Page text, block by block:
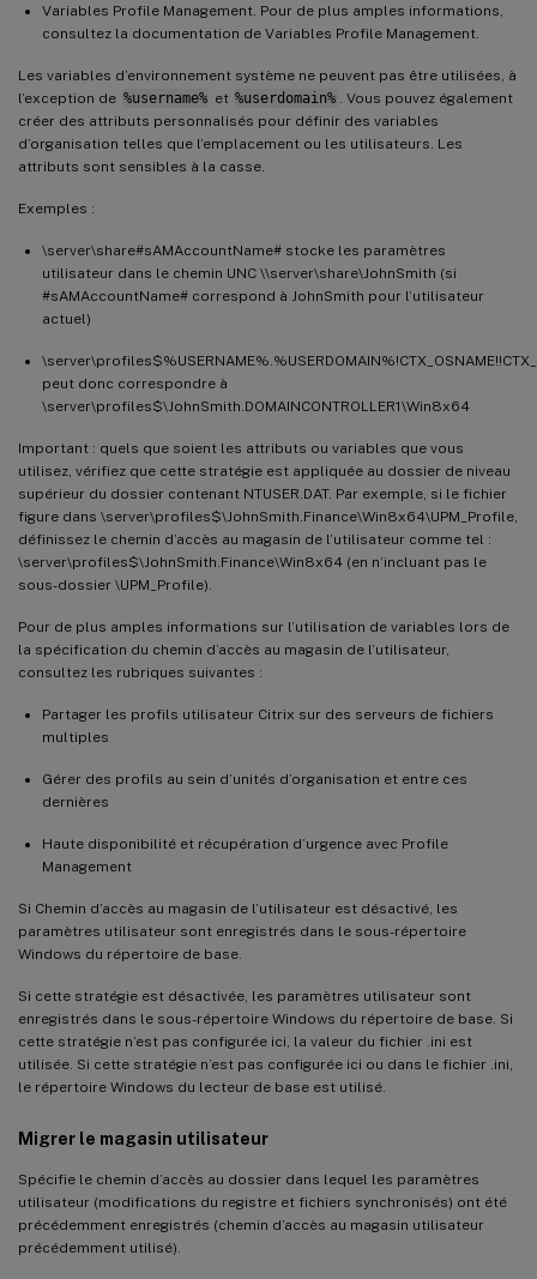
Variables Profile Management. Pour de plus amples informations,
consultez la documentation de Variables Profile Management.
Les variables d’environnement système ne peuvent pas être utilisées, à
l’exception de %username% et %userdomain%
. Vous pouvez également
créer des attributs personnalisés pour définir des variables
d’organisation telles que l’emplacement ou les utilisateurs. Les
attributs sont sensibles à la casse.
Exemples :
\server\share#sAMAccountName# stocke les paramètres
utilisateur dans le chemin UNC \\server\share\JohnSmith (si
#sAMAccountName# correspond à JohnSmith pour l’utilisateur
actuel)
peut donc correspondre à
\server\profiles$\JohnSmith.DOMAINCONTROLLER1\Win8x64
Important : quels que soient les attributs ou variables que vous
utilisez, vérifiez que cette stratégie est appliquée au dossier de niveau
supérieur du dossier contenant NTUSER.DAT. Par exemple, si le fichier
figure dans \server\profiles$\JohnSmith.Finance\Win8x64\UPM_Profile,
définissez le chemin d’accès au magasin de l’utilisateur comme tel :
\server\profiles$\JohnSmith.Finance\Win8x64 (en n’incluant pas le
sous-dossier \UPM_Profile).
Pour de plus amples informations sur l’utilisation de variables lors de
la spécification du chemin d’accès au magasin de l’utilisateur,
consultez les rubriques suivantes :
Partager les profils utilisateur Citrix sur des serveurs de fichiers
multiples
Gérer des profils au sein d’unités d’organisation et entre ces
dernières
Haute disponibilité et récupération d’urgence avec Profile
Management
Si Chemin d’accès au magasin de l’utilisateur est désactivé, les
paramètres utilisateur sont enregistrés dans le sous-répertoire
Windows du répertoire de base.
Si cette stratégie est désactivée, les paramètres utilisateur sont
enregistrés dans le sous-répertoire Windows du répertoire de base. Si
cette stratégie n’est pas configurée ici, la valeur du fichier .ini est
utilisée. Si cette stratégie n’est pas configurée ici ou dans le fichier .ini,
le répertoire Windows du lecteur de base est utilisé.
Migrer le magasin utilisateur
Spécifie le chemin d’accès au dossier dans lequel les paramètres
utilisateur (modifications du registre et fichiers synchronisés) ont été
précédemment enregistrés (chemin d’accès au magasin utilisateur
précédemment utilisé).